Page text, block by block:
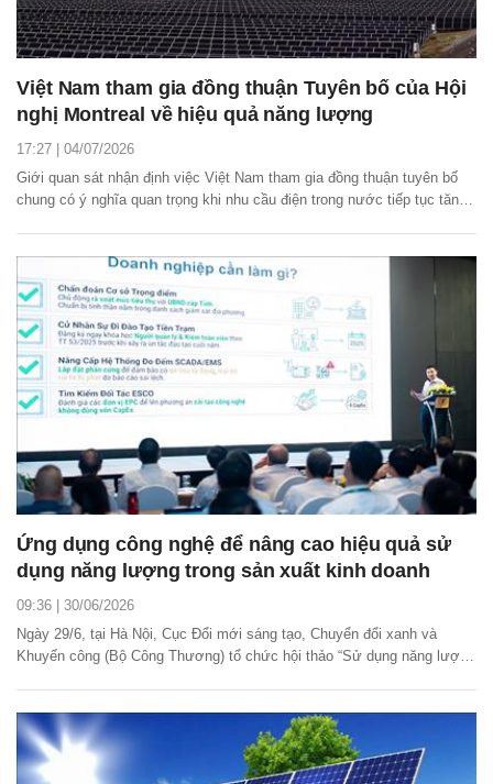
Việt Nam tham gia đồng thuận Tuyên bố của Hội
nghị Montreal về hiệu quả năng lượng
17:27 | 04/07/2026
Giới quan sát nhận định việc Việt Nam tham gia đồng thuận tuyên bố
chung có ý nghĩa quan trọng khi nhu cầu điện trong nước tiếp tục tăng
Ứng dụng công nghệ để nâng cao hiệu quả sử
dụng năng lượng trong sản xuất kinh doanh
09:36 | 30/06/2026
Ngày 29/6, tại Hà Nội, Cục Đổi mới sáng tạo, Chuyển đổi xanh và
Khuyến công (Bộ Công Thương) tổ chức hội thảo “Sử dụng năng lượng